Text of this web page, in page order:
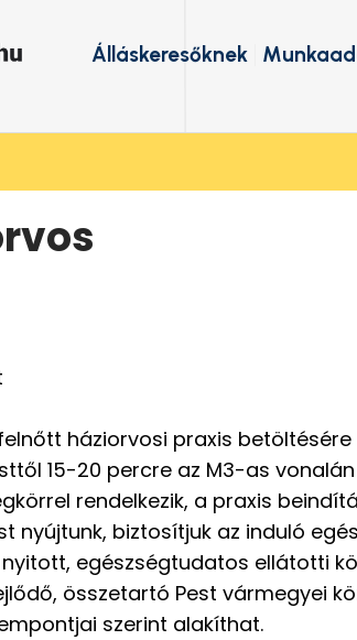
Álláskeresőknek
háziorvosi praxis betöltésére
15-20 percre az M3-as vonalán
rendelkezik, a praxis
nyújtunk, biztosítjuk az induló
egészségtudatos ellátotti
összetartó Pest vármegyei
szerint alakíthat.